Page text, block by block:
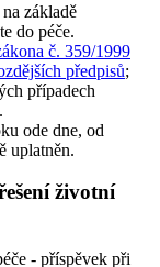
základě
do péče.
č. 359/1999
předpisů;
případech
.
ode dne, od
uplatněn.
životní
- příspěvek při